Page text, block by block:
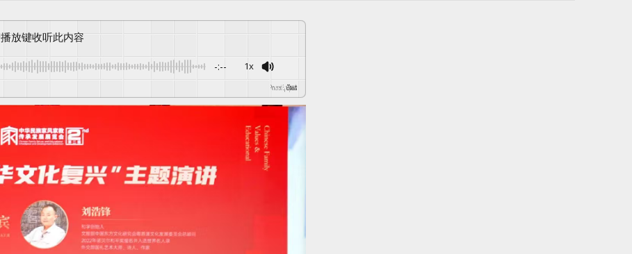
按播放键收听此内容
-:-- 1x
GSpeech